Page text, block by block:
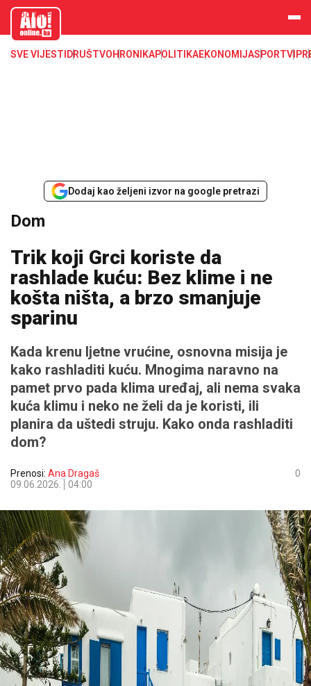
aloonline.b
SVE VIJESTI DRUŠTVOHRONIKAPOLITIKAEKONOMIJASPORTVIP
Dodaj kao željeni izvor na google pretrazi
Dom
Trik koji Grci koriste da
rashlade kuću: Bez klime i ne
košta ništa, a brzo smanjuje
sparinu
Kada krenu ljetne vrućine, osnovna misija je
kako rashladiti kuću. Mnogima naravno na
pamet prvo pada klima uređaj, ali nema svaka
kuća klimu i neko ne želi da je koristi, ili
planira da uštedi struju. Kako onda rashladiti
dom?
Prenosi: Ana Dragaš
09.06.2026.
04:00
0